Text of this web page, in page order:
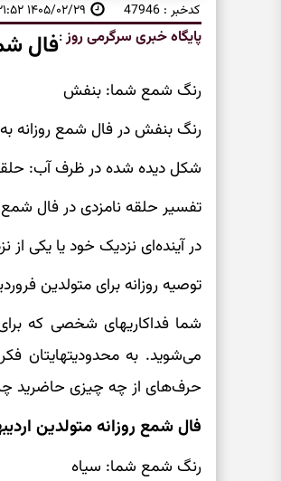
کدخبر : 47946 ۱۴۰۵/۰۲/۲۹ ۰۵:۲۱:۵۲
پایگاه خبری سرگرمی روز:فال
رنگ شمع شما: بنفش
رنگ بنفش در فال شمع روزانه
شکل دیده شده در ظرف آب:
تفسیر حلقه نامزدی در فال شمع
در آینده‌ای نزدیک خود یا یکی از
توصیه روزانه برای متولدین
شما فداکاریهای شخصی که
می‌شوید. به محدودیتهایتان
حرف‌های از چه چیزی حاضرید
فال شمع روزانه متولدین
رنگ شمع شما: سیاه